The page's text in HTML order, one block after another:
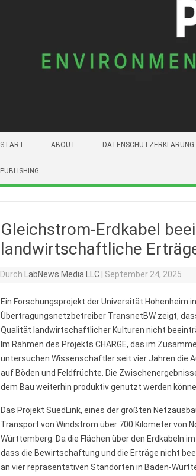
START ABOUT DATENSCHUTZERKLÄRUNG
PUBLISHING
Gleichstrom-Erdkabel
landwirtschaftliche
Durch LabNews Media LLC September 24, 2025
Ein Forschungsprojekt der Universität Hohenheim
Übertragungsnetzbetreiber TransnetBW zeigt,
Qualität landwirtschaftlicher Kulturen nicht
Im Rahmen des Projekts CHARGE, das im
untersuchen Wissenschaftler seit vier Jahren die
auf Böden und Feldfrüchte. Die
dem Bau weiterhin produktiv genutzt werden
Das Projekt SuedLink, eines der größten
Transport von Windstrom über 700 Kilometer von
Württemberg. Da die Flächen über den Erdkabeln
dass die Bewirtschaftung und die Erträge nicht
an vier repräsentativen Standorten in Baden-